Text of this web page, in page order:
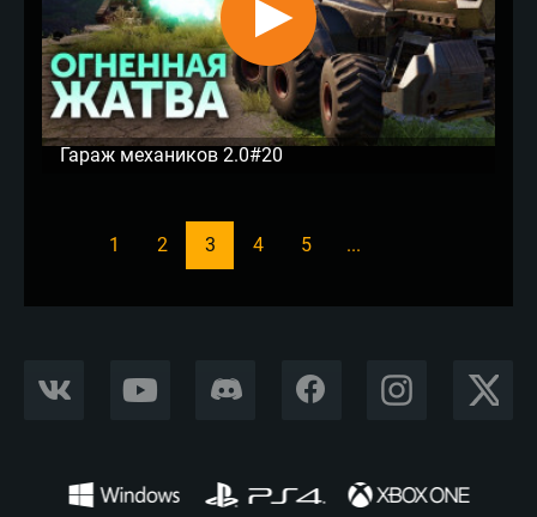
Гараж механиков 2.0#20
1 2 3 4 5 ...
VKONTAKTE YOUTUBE DISCORD FACEBOOK INSTAGRAM X CORP